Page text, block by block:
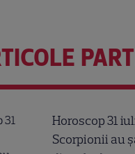
Horoscop 31
Scorpionii au